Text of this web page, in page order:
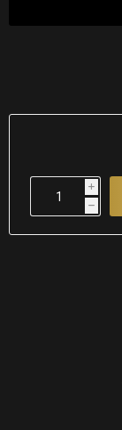
i
h